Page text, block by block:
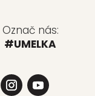
Označ nás:
#UMELKA